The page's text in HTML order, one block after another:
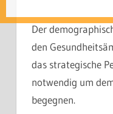
Der
den
das strategische
notwendig um
begegnen.